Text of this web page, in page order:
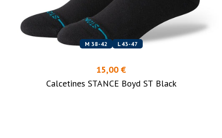
M 38-42 L 43-47
15,00 €
Calcetines STANCE Boyd ST Black